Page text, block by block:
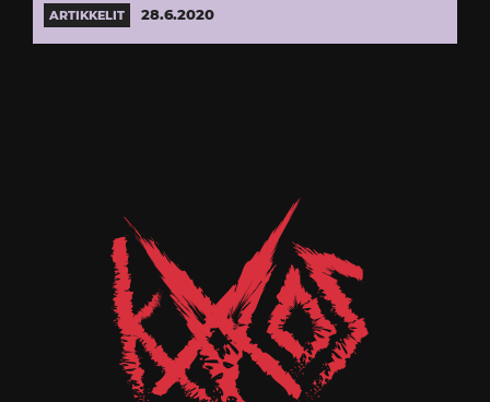
ARTIKKELIT 28.6.2020